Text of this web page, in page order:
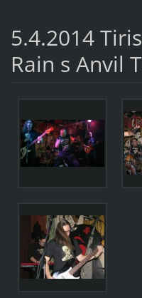
5.4.2014
Rain s Anvil